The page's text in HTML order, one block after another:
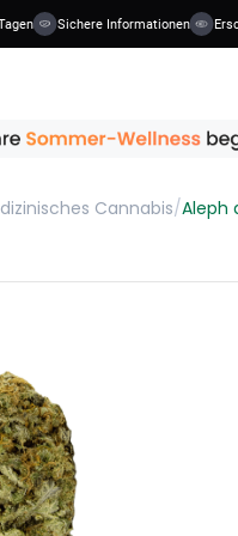
Sichere Informationen
Cannabis/Aleph